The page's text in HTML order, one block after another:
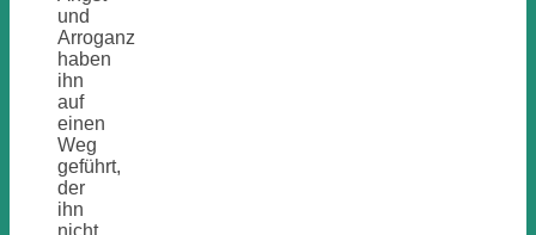
und
Arroganz
haben
ihn
auf
einen
Weg
geführt,
der
ihn
nicht